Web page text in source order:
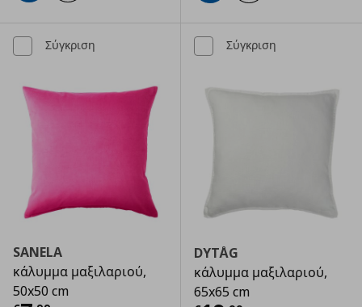
Σύγκριση
SANELA
κάλυμμα μαξιλαριού,
50x50 cm
Σύγκριση
DYTÅG
κάλυμμα μαξιλαριού,
65x65 cm